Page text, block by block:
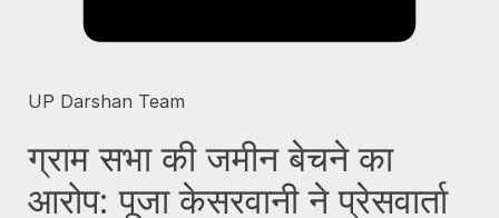
UP Darshan Team
ग्राम सभा की जमीन बेचने का
आरोप: पूजा केसरवानी ने प्रेसवार्ता